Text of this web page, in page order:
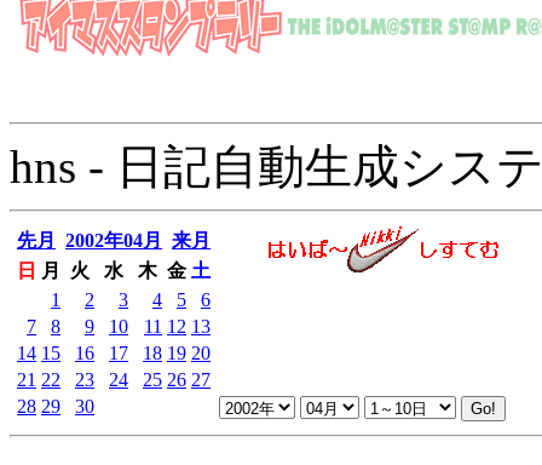
hns - 日記自動生成シス
先月 2002年04月
来月
日
月 火 水 木 金 土
1
2 3 4 5
6
7
8 9 10 11 12 13
14 15 16 17 18 19 20
21 22 23 24 25 26 27
28 29 30